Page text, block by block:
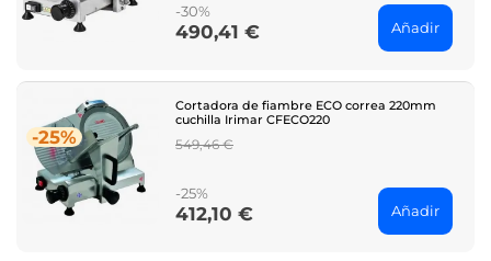
-30%
Price
490,41 € Añadir
-25%
Cortadora de fiambre ECO correa 220mm
cuchilla Irimar CFECO220
Regular
549,46 €
-25%
Price
412,10 € Añadir